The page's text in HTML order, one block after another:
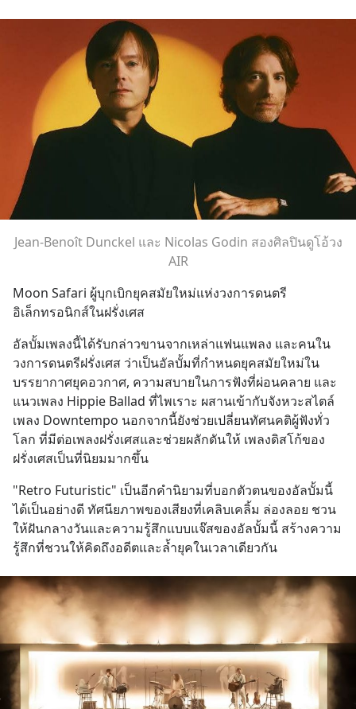
Jean-Benoît Dunckel และ Nicolas Godin สองศิลปินดูโอ้วง
AIR
Moon Safari ผู้บุกเบิกยุคสมัยใหม่แห่งวงการดนตรี
อิเล็กทรอนิกส์ในฝรั่งเศส
อัลบั้มเพลงนี้ได้รับกล่าวขานจากเหล่าแฟนแพลง และคนใน
วงการดนตรีฝรั่งเศส ว่าเป็นอัลบั้มที่กำหนดยุคสมัยใหม่ใน
บรรยากาศยุคอวกาศ, ความสบายในการฟังที่ผ่อนคลาย และ
แนวเพลง Hippie Ballad ที่ไพเราะ ผสานเข้ากับจังหวะสไตล์
เพลง Downtempo นอกจากนี้ยังช่วยเปลี่ยนทัศนคติผู้ฟังทั่ว
โลก ที่มีต่อเพลงฝรั่งเศสและช่วยผลักดันให้ เพลงดิสโก้ของ
ฝรั่งเศสเป็นที่นิยมมากขึ้น
"Retro Futuristic" เป็นอีกคำนิยามที่บอกตัวตนของอัลบั้มนี้
ได้เป็นอย่างดี ทัศนียภาพของเสียงที่เคลิบเคลิ้ม ล่องลอย ชวน
ให้ฝันกลางวันและความรู้สึกแบบแจ๊สของอัลบั้มนี้ สร้างความ
รู้สึกที่ชวนให้คิดถึงอดีตและล้ำยุคในเวลาเดียวกัน